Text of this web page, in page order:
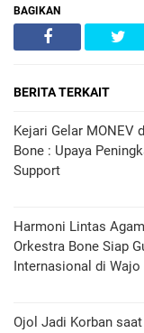
BAGIKAN
BERITA TERKAIT
Kejari Gelar MONEV
Bone : Upaya
Support
Harmoni Lintas
Orkestra Bone Siap
Internasional di Wajo
Ojol Jadi Korban